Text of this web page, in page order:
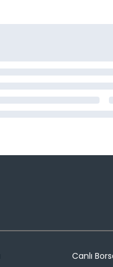
Canlı